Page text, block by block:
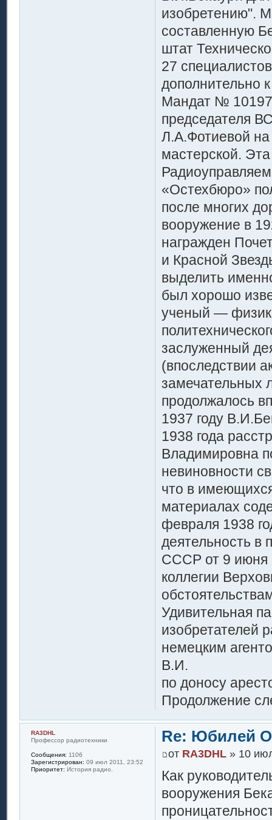
изобретению".
составленную
штат
27
дополнительно
Мандат № 10197
председателя
Л.А.Фотиевой на
мастерской.
«Остехбюро»
после многих
вооружение в
награжден
и Красной
выделить
был хорошо
ученый — физик,
заслуженный
(впоследствии
замечательных
продолжалось
1937 году
1938 года
Владимировна
невиновности
что в
материалах
февраля 1938
деятельность в
СССР от 9 июня
коллегии
Удивительная
изобретателей
немецким
В.И.
по доносу
Продолжение
Re: Юбилей
от RA3DHL» 10
Как
вооружения
RA3DHL
Профессор радиотехники
Сообщения: 1106
Зарегистрирован: 09 июл 2011, 23:52
Приоритет: История радио.